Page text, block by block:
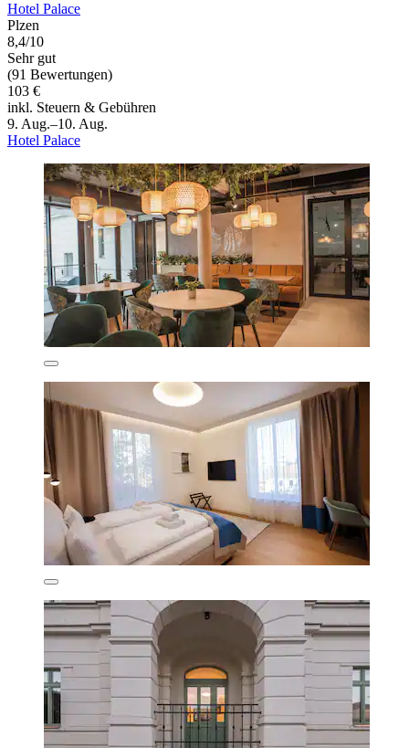
Hotel Palace
Plzen
8,4/10
Sehr gut
(91 Bewertungen)
103 €
inkl. Steuern & Gebühren
9. Aug.–10. Aug.
Hotel Palace